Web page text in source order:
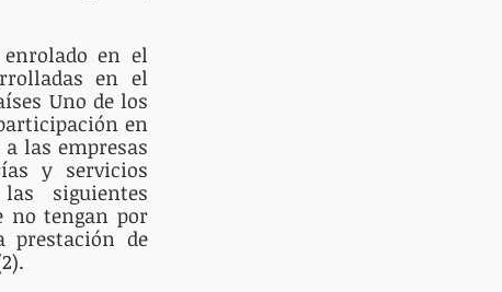
en el
en el
Uno de los
en
las empresas
y servicios
siguientes
no tengan por
de